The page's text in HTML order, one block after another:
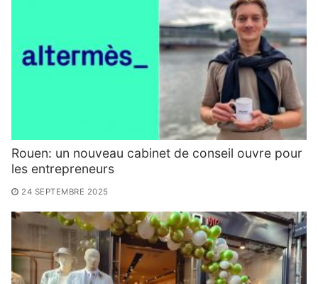
Rouen: un nouveau cabinet de conseil ouvre pour
les entrepreneurs
24 SEPTEMBRE 2025